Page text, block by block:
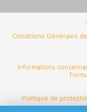
Conditions Générales
Informations
Politique de